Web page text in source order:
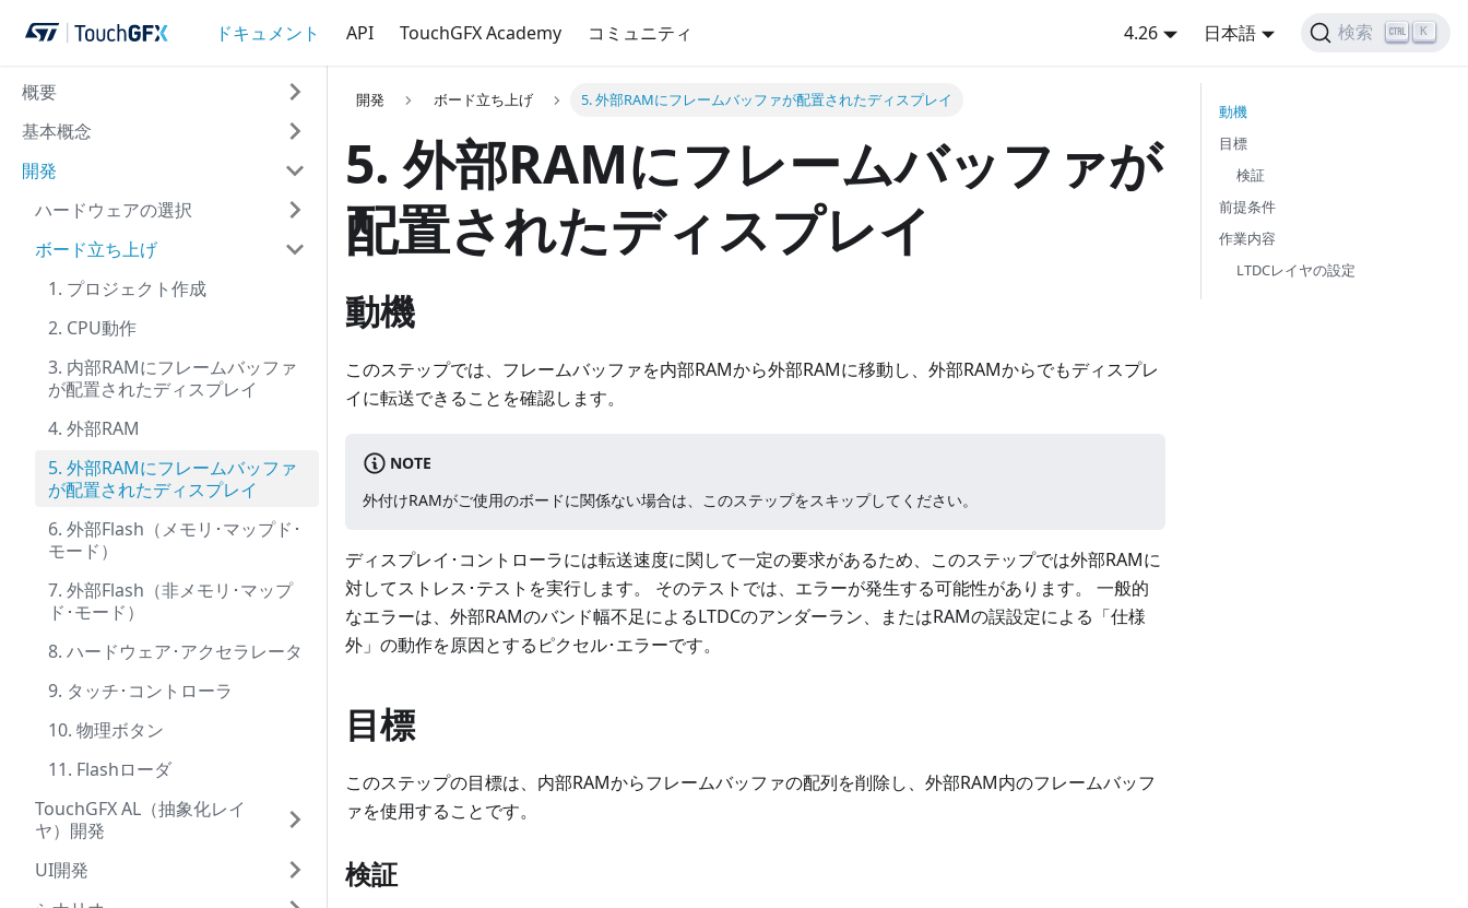
ドキュメント API TouchGFX Academy コミュニティ 4.26 日本語 検索 K
概要
基本概念
開発
ハードウェアの選択
ボード立ち上げ
1. プロジェクト作成
2. CPU動作
3. 内部RAMにフレームバッファ
が配置されたディスプレイ
4. 外部RAM
5. 外部RAMにフレームバッファ
が配置されたディスプレイ
6. 外部Flash（メモリ･マップド･
モード）
7. 外部Flash（非メモリ･マップ
ド･モード）
8. ハードウェア･アクセラレータ
9. タッチ･コントローラ
10. 物理ボタン
11. Flashローダ
TouchGFX AL（抽象化レイ
ヤ）開発
UI開発
開発 ボード立ち上げ 5. 外部RAMにフレームバッファが配置されたディスプレイ
5. 外部RAMにフレームバッファが
配置されたディスプレイ
動機
このステップでは、フレームバッファを内部RAMから外部RAMに移動し、外部RAMからでもディスプレ
イに転送できることを確認します。
NOTE
外付けRAMがご使用のボードに関係ない場合は、このステップをスキップしてください。
ディスプレイ･コントローラには転送速度に関して一定の要求があるため、このステップでは外部RAMに
対してストレス･テストを実行します。 そのテストでは、エラーが発生する可能性があります。 一般的
なエラーは、外部RAMのバンド幅不足によるLTDCのアンダーラン、またはRAMの誤設定による「仕様
外」の動作を原因とするピクセル･エラーです。
目標
このステップの目標は、内部RAMからフレームバッファの配列を削除し、外部RAM内のフレームバッフ
ァを使用することです。
検証
動機
目標
検証
前提条件
作業内容
LTDCレイヤの設定